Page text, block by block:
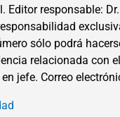
Editor responsable:
sólo podrá
relacionada con
jefe. Correo